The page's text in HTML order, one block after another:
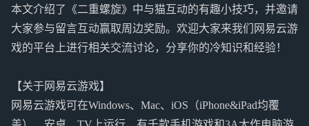
本文介绍了《二重螺旋》中与猫互动的有趣小技巧，并邀请
大家参与留言互动赢取周边奖励。欢迎大家来我们网易云游
戏的平台上进行相关交流讨论，分享你的冷知识和经验！
【关于网易云游戏】
网易云游戏可在Windows、Mac、iOS（iPhone&iPad均覆